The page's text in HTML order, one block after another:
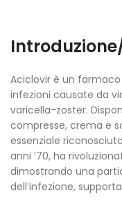
Aciclovir è un
infezioni causate da
varicella-zoster.
compresse, crema e
essenziale riconosciuto
anni ’70, ha
dimostrando una
dell’infezione,